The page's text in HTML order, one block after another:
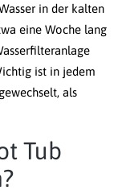
in der kalten
eine Woche lang
ist in jedem
als
Tub